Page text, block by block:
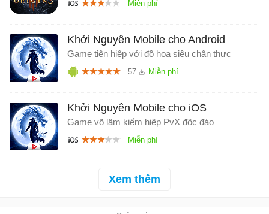
Khởi Nguyên Mobile cho Android
Game tiên hiệp với đồ họa siêu chân thực
57
Khởi Nguyên Mobile cho iOS
Game võ lâm kiếm hiệp PvX độc đáo
Xem thêm